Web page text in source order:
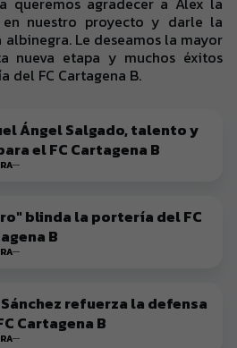
en nuestro proyecto y darle la
Le deseamos la mayor
nueva etapa y muchos éxitos
FC Cartagena B.
Ángel Salgado, talento y
el FC Cartagena B
blinda la portería del FC
B
refuerza la defensa
Cartagena B